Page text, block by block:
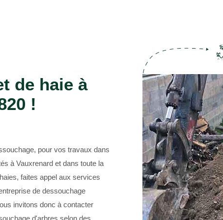
de haie à
!
pour vos travaux dans
à Vauxrenard et dans toute la
faites appel aux services
de dessouchage
invitons donc à contacter